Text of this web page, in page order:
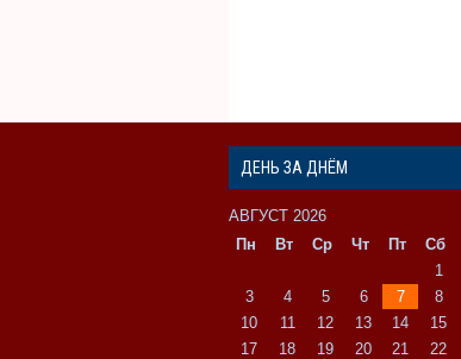
ДЕНЬ ЗА ДНЁМ
АВГУСТ 2026
Пн
Вт Ср Чт Пт Сб
1
3
4 5 6 7 8
10
11 12 13 14 15
17
18 19 20 21 22